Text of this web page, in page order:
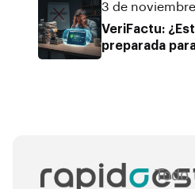
3 de
VeriFactu:
preparada
Todo